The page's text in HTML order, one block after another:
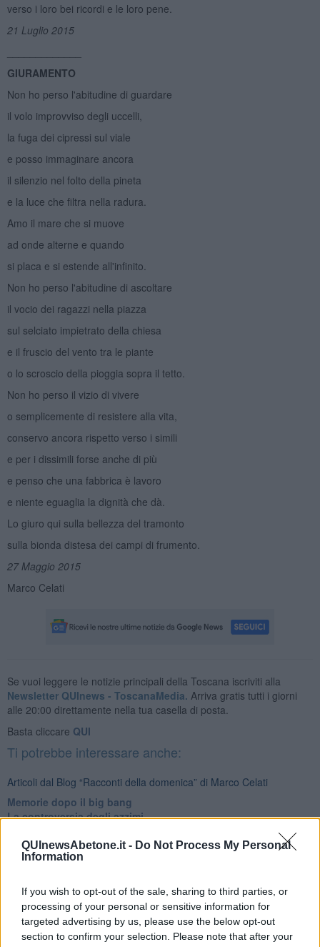
QUInewsAbetone.it - Do Not Process My Personal
Information
If you wish to opt-out of the sale, sharing to third parties, or
processing of your personal or sensitive information for
targeted advertising by us, please use the below opt-out
section to confirm your selection. Please note that after your
verso i loro bei ricordi e le loro pene.
21 Luglio 2015
GIURAMENTO
Non ho perso l'abitudine di guardare
il volo improvviso degli uccelli,
la fuga dei cipressi sul viale
e posso immaginare ancora
il silenzio nel folto della pineta
e la luce che filtra nella radura.
Amo il mare che si muove
ad onde alterne e quando
si placa e si estende all'infinito.
Non ho perso l'abitudine di ascoltare
il vocio dei ragazzi nella piazza
sul selciato impietrato della chiesa
e il fruscio del vento tra le piante
o lo scroscio della pioggia sopra il tetto.
Non ho perso il vizio di vivere
o semplicemente di resistere alla vita,
conservo ancora rispetto verso i simili
e per i dissimili forse anche di più
e penso che una fabbrica è lavoro
e niente eguaglia la dignità che dà.
Lo giuro qui sulla bellezza del tramonto
sulla bionda distesa dei campi di frumento.
27 Maggio 2015
Marco Celati
Se vuoi leggere le notizie principali della Toscana iscriviti alla
Newsletter QUInews - ToscanaMedia. Arriva gratis tutti i giorni
alle 20:00 direttamente nella tua casella di posta.
Basta cliccare QUI
Ti potrebbe interessare anche:
Articoli dal Blog “Racconti della domenica” di Marco Celati
Memorie dopo il big bang
La controversia degli azzimi
L'archivio
I nomi
Res rebus
De mente
La marcia
Confessioni del pappagallo